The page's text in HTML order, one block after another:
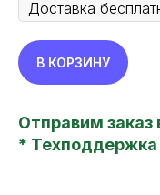
В КОРЗИНУ
Отправим заказ
* Техподдержка
Все права защищены.
new features in your car